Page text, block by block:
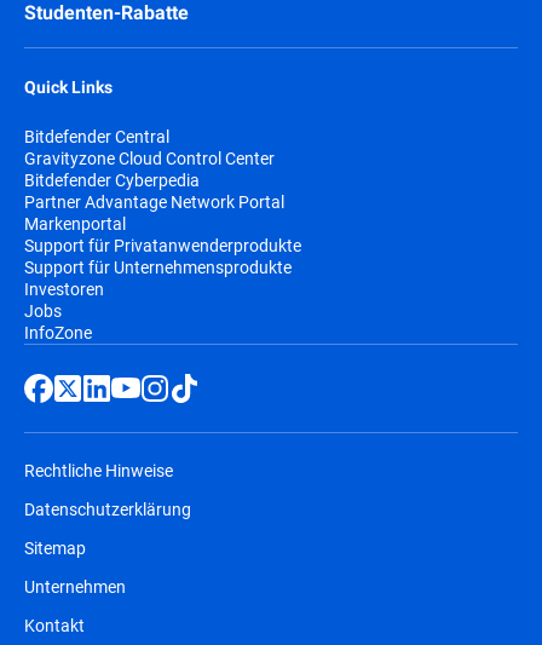
Studenten-Rabatte
Quick Links
Bitdefender Central
Gravityzone Cloud Control Center
Bitdefender Cyberpedia
Partner Advantage Network Portal
Markenportal
Support für Privatanwenderprodukte
Support für Unternehmensprodukte
Investoren
Jobs
InfoZone
Rechtliche Hinweise
Datenschutzerklärung
Sitemap
Unternehmen
Kontakt